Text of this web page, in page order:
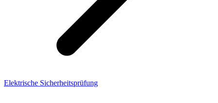
Elektrische Sicherheitsprüfung